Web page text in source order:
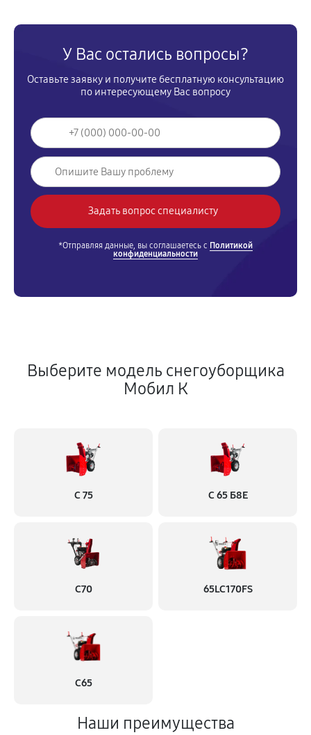
У Вас остались вопросы?
Оставьте заявку и получите бесплатную консультацию
по интересующему Вас вопросу
*Отправляя данные, вы соглашаетесь с Политикой
конфиденциальности
Выберите модель снегоуборщика
Мобил К
С 75 С 65 Б8Е
С70 65LC170FS
С65
Наши преимущества